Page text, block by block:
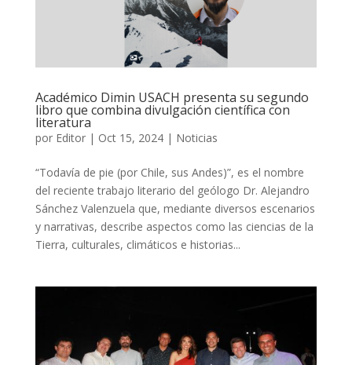
Académico Dimin USACH presenta su segundo
libro que combina divulgación científica con
literatura
por Editor| Oct 15, 2024| Noticias
“Todavía de pie (por Chile, sus Andes)”, es el nombre
del reciente trabajo literario del geólogo Dr. Alejandro
Sánchez Valenzuela que, mediante diversos escenarios
y narrativas, describe aspectos como las ciencias de la
Tierra, culturales, climáticos e historias...